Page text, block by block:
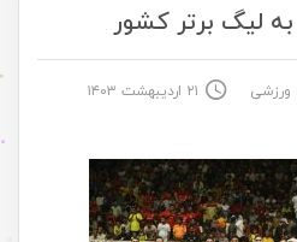
لیگ برتر کشور
ورزشی ۲۱ اردیبهشت ۱۴۰۳